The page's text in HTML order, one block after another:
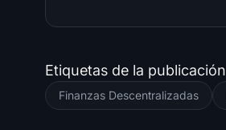
Etiquetas de la publicación
Finanzas Descentralizadas